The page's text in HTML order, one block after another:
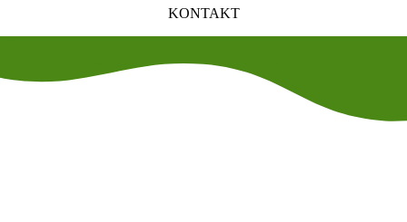
KONTAKT